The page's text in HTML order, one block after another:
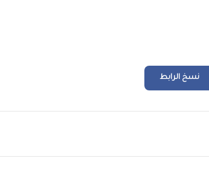
نسخ الرابط